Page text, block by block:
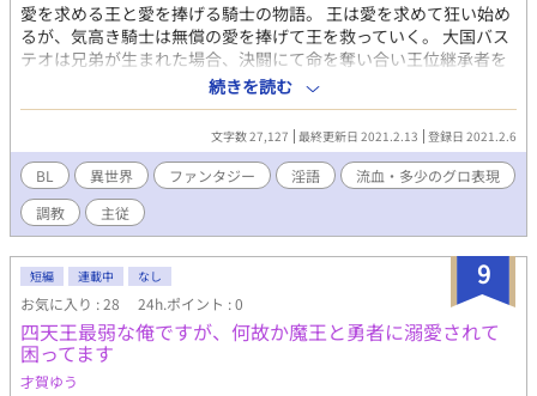
愛を求める王と愛を捧げる騎士の物語。 王は愛を求めて狂い始め
るが、気高き騎士は無償の愛を捧げて王を救っていく。 大国バス
テオは兄弟が生まれた場合、決闘にて命を奪い合い王位継承者を
決めていた。 王となる為、長兄ランドルフは弟達を殺す事も厭わ
ない。誰も信じず愛に飢えた男だ。 そんなランドルフを支える騎
士団長であるアルノルトは、彼を心底愛し、献身的に支えて彼を
救っていく。 決して結ばれない者同士だと自覚しながら想いあう
二人。 アルノルト（28歳）首元まで伸びた銀髪に緑目。誠実で生
真面目な性格。 バステオの王子達。 長兄ランドルフ（32歳）狡
猾、残忍な性格。金髪青目。髪の毛は肩ほどまで伸びているがく
せっ毛。 次兄ランダリル（26歳）気高く優しい性格。金髪青目。
髪はさらりとしており首元まで。 三兄エイドリック（20歳）利益
優先のずるがしこい性格。金髪青目。髪はくせっ毛で短髪。 ＊異
世界主従ものでオリジナル設定色が強いです。流血・残酷描写が
強いですのでご注意を。 ＊誤字脱字報告はお止めください。
続きを読む
文字数 27,127 最終更新日 2021.2.13 登録日 2021.2.6
BL 異世界 ファンタジー 淫語
流血・多少のグロ表現
調教
主従
9
短編 連載中 なし
お気に入り : 28 24h.ポイント : 0
四天王最弱な俺ですが、何故か魔王と勇者に溺愛されて
困ってます
才賀ゆう